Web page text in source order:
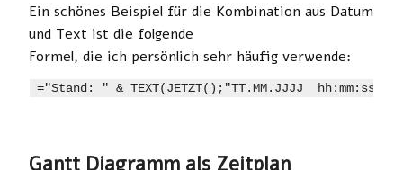
Ein schönes Beispiel für die Kombination aus Datum
und Text ist die folgende
Formel, die ich persönlich sehr häufig verwende:
="Stand: " & TEXT(JETZT();"TT.MM.JJJJ  hh:mm:ss")
Gantt Diagramm als Zeitplan